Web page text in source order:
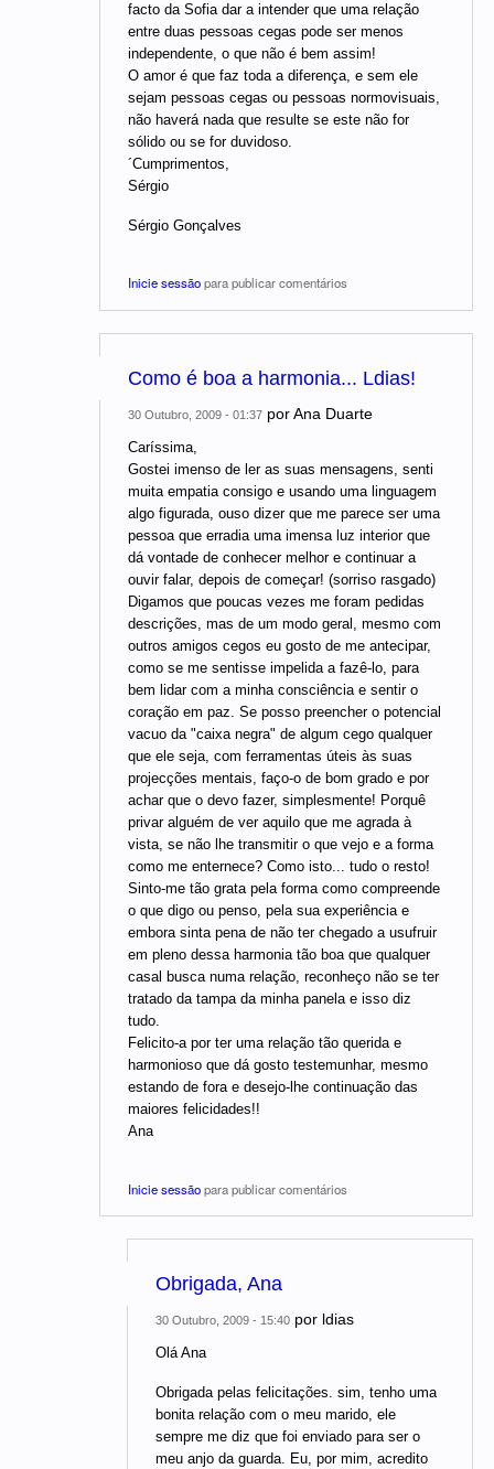
facto da Sofia dar a intender que uma relação
entre duas pessoas cegas pode ser menos
independente, o que não é bem assim!
O amor é que faz toda a diferença, e sem ele
sejam pessoas cegas ou pessoas normovisuais,
não haverá nada que resulte se este não for
sólido ou se for duvidoso.
´Cumprimentos,
Sérgio
Sérgio Gonçalves
Inicie sessãopara publicar comentários
Como é boa a harmonia... Ldias!
30 Outubro, 2009 - 01:37 porAna Duarte
Caríssima,
Gostei imenso de ler as suas mensagens, senti
muita empatia consigo e usando uma linguagem
algo figurada, ouso dizer que me parece ser uma
pessoa que erradia uma imensa luz interior que
dá vontade de conhecer melhor e continuar a
ouvir falar, depois de começar! (sorriso rasgado)
Digamos que poucas vezes me foram pedidas
descrições, mas de um modo geral, mesmo com
outros amigos cegos eu gosto de me antecipar,
como se me sentisse impelida a fazê-lo, para
bem lidar com a minha consciência e sentir o
coração em paz. Se posso preencher o potencial
vacuo da "caixa negra" de algum cego qualquer
que ele seja, com ferramentas úteis às suas
projecções mentais, faço-o de bom grado e por
achar que o devo fazer, simplesmente! Porquê
privar alguém de ver aquilo que me agrada à
vista, se não lhe transmitir o que vejo e a forma
como me enternece? Como isto... tudo o resto!
Sinto-me tão grata pela forma como compreende
o que digo ou penso, pela sua experiência e
embora sinta pena de não ter chegado a usufruir
em pleno dessa harmonia tão boa que qualquer
casal busca numa relação, reconheço não se ter
tratado da tampa da minha panela e isso diz
tudo.
Felicito-a por ter uma relação tão querida e
harmonioso que dá gosto testemunhar, mesmo
estando de fora e desejo-lhe continuação das
maiores felicidades!!
Ana
Inicie sessãopara publicar comentários
Obrigada, Ana
30 Outubro, 2009 - 15:40 por ldias
Olá Ana
Obrigada pelas felicitações. sim, tenho uma
bonita relação com o meu marido, ele
sempre me diz que foi enviado para ser o
meu anjo da guarda. Eu, por mim, acredito